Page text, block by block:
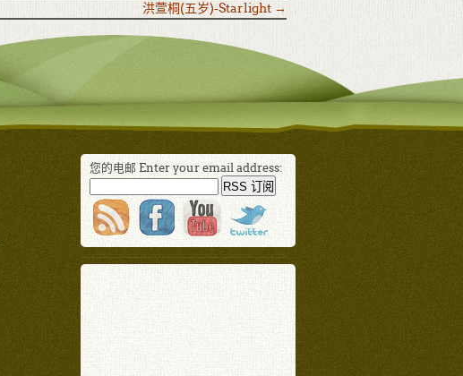
洪萱桐(五岁)-Starlight →
您的电邮 Enter your email address: